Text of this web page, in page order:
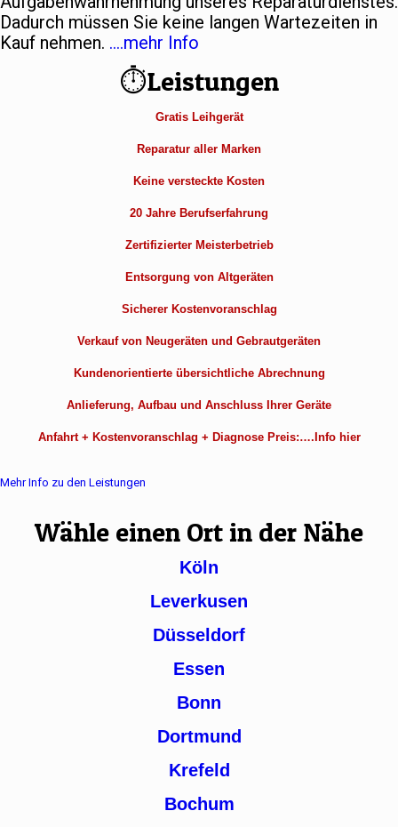
Dadurch müssen Sie keine langen Wartezeiten in
Kauf nehmen. ….mehr Info
⏱Leistungen
Gratis Leihgerät
Reparatur aller Marken
Keine versteckte Kosten
20 Jahre Berufserfahrung
Zertifizierter Meisterbetrieb
Entsorgung von Altgeräten
Sicherer Kostenvoranschlag
Verkauf von Neugeräten und Gebrautgeräten
Kundenorientierte übersichtliche Abrechnung
Anlieferung, Aufbau und Anschluss Ihrer Geräte
Anfahrt + Kostenvoranschlag + Diagnose Preis:….Info hier
Mehr Info zu den Leistungen
Wähle einen Ort in der Nähe
Köln
Leverkusen
Düsseldorf
Essen
Bonn
Dortmund
Krefeld
Bochum